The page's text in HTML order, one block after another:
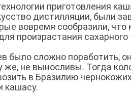
приготовления
дистилляции, были
вовремя сообразили,
произрастания сахарного
было сложно поработить,
же, не выносливы. Тогда
в Бразилию
кашасу.